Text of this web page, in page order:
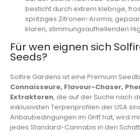
besticht durch extrem klebrige,
spritziges Zitronen-Aroma,
klaren, stimmungsaufhellenden
Für wen eignen sich
Seeds?
Solfire Gardens ist eine Premium
Connaisseure, Flavour-Chaser,
Extraktoren, die auf der Suche nach
exklusivsten Terpenprofilen der USA
Anbaubedingungen im Griff hat, wird
jedes Standard-Cannabis in den